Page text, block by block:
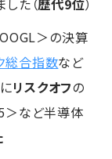
＞の決算
総合指数など
リスクオフの
＞など半導体